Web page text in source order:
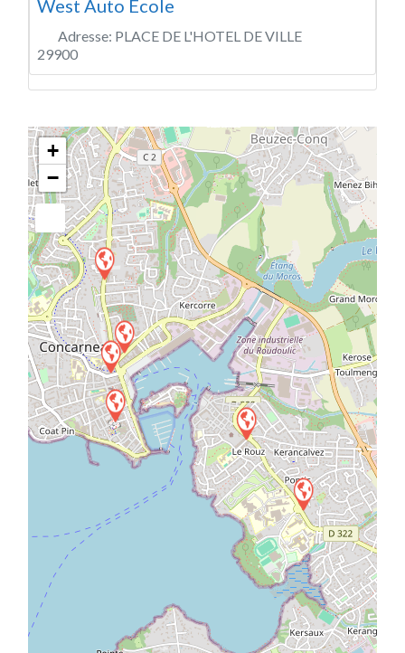
West Auto Ecole
Adresse: PLACE DE L'HOTEL DE VILLE
29900
+
−